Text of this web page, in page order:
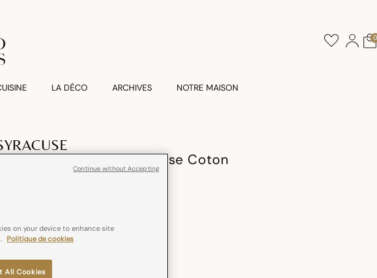
0
LA DÉCO ARCHIVES NOTRE MAISON
De Table Syracuse Coton
on your device to enhance site
Politique de cookies
All Cookies
Continue without Accepting